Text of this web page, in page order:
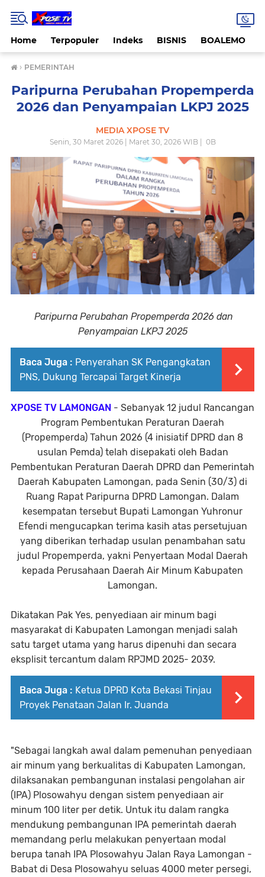
Home Terpopuler Indeks BISNIS BOALEMO
› PEMERINTAH
Paripurna Perubahan Propemperda
2026 dan Penyampaian LKPJ 2025
MEDIA XPOSE TV
Senin, 30 Maret 2026 | Maret 30, 2026 WIB | 0B
Paripurna Perubahan Propemperda 2026 dan
Penyampaian LKPJ 2025
Baca Juga : Penyerahan SK Pengangkatan
PNS, Dukung Tercapai Target Kinerja
XPOSE TV LAMONGAN - Sebanyak 12 judul Rancangan
Program Pembentukan Peraturan Daerah
(Propemperda) Tahun 2026 (4 inisiatif DPRD dan 8
usulan Pemda) telah disepakati oleh Badan
Pembentukan Peraturan Daerah DPRD dan Pemerintah
Daerah Kabupaten Lamongan, pada Senin (30/3) di
Ruang Rapat Paripurna DPRD Lamongan. Dalam
kesempatan tersebut Bupati Lamongan Yuhronur
Efendi mengucapkan terima kasih atas persetujuan
yang diberikan terhadap usulan penambahan satu
judul Propemperda, yakni Penyertaan Modal Daerah
kepada Perusahaan Daerah Air Minum Kabupaten
Lamongan.
Dikatakan Pak Yes, penyediaan air minum bagi
masyarakat di Kabupaten Lamongan menjadi salah
satu target utama yang harus dipenuhi dan secara
eksplisit tercantum dalam RPJMD 2025- 2039.
Baca Juga : Ketua DPRD Kota Bekasi Tinjau
Proyek Penataan Jalan Ir. Juanda
"Sebagai langkah awal dalam pemenuhan penyediaan
air minum yang berkualitas di Kabupaten Lamongan,
dilaksanakan pembangunan instalasi pengolahan air
(IPA) Plosowahyu dengan sistem penyediaan air
minum 100 liter per detik. Untuk itu dalam rangka
mendukung pembangunan IPA pemerintah daerah
memandang perlu melakukan penyertaan modal
berupa tanah IPA Plosowahyu Jalan Raya Lamongan -
Babat di Desa Plosowahyu seluas 4000 meter persegi,